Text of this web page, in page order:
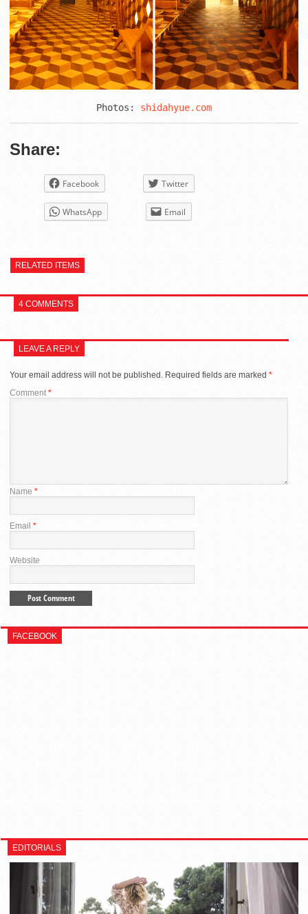
Photos: shidahyue.com
Share:
Facebook Twitter
WhatsApp Email
RELATED ITEMS
4 COMMENTS
LEAVE A REPLY
Your email address will not be published. Required fields are marked *
Comment*
Name *
Email *
Website
FACEBOOK
EDITORIALS